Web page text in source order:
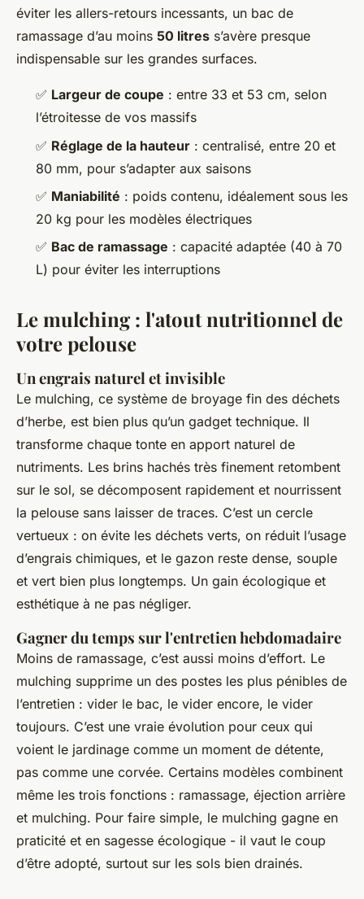
éviter les allers-retours incessants, un bac de
ramassage d’au moins 50 litres s’avère presque
indispensable sur les grandes surfaces.
✅ Largeur de coupe : entre 33 et 53 cm, selon
l’étroitesse de vos massifs
✅ Réglage de la hauteur : centralisé, entre 20 et
80 mm, pour s’adapter aux saisons
✅ Maniabilité : poids contenu, idéalement sous les
20 kg pour les modèles électriques
✅ Bac de ramassage : capacité adaptée (40 à 70
L) pour éviter les interruptions
Le mulching : l'atout nutritionnel de
votre pelouse
Un engrais naturel et invisible
Le mulching, ce système de broyage fin des déchets
d’herbe, est bien plus qu’un gadget technique. Il
transforme chaque tonte en apport naturel de
nutriments. Les brins hachés très finement retombent
sur le sol, se décomposent rapidement et nourrissent
la pelouse sans laisser de traces. C’est un cercle
vertueux : on évite les déchets verts, on réduit l’usage
d’engrais chimiques, et le gazon reste dense, souple
et vert bien plus longtemps. Un gain écologique et
esthétique à ne pas négliger.
Gagner du temps sur l'entretien hebdomadaire
Moins de ramassage, c’est aussi moins d’effort. Le
mulching supprime un des postes les plus pénibles de
l’entretien : vider le bac, le vider encore, le vider
toujours. C’est une vraie évolution pour ceux qui
voient le jardinage comme un moment de détente,
pas comme une corvée. Certains modèles combinent
même les trois fonctions : ramassage, éjection arrière
et mulching. Pour faire simple, le mulching gagne en
praticité et en sagesse écologique - il vaut le coup
d’être adopté, surtout sur les sols bien drainés.